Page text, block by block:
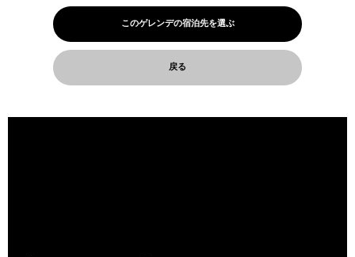
このゲレンデの宿泊先を選ぶ
戻る